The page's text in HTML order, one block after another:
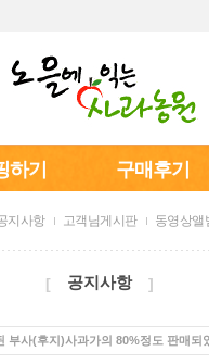
하기 구매후기
지사항 고객님게시판 동영상앨
[ 공지사항 ]
부사(후지)사과가의 80%정도 판매되